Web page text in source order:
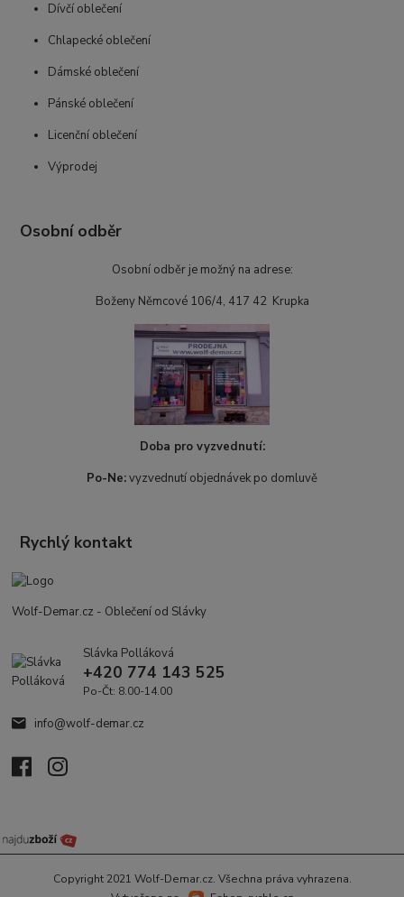
Dívčí oblečení
Chlapecké oblečení
Dámské oblečení
Pánské oblečení
Licenční oblečení
Výprodej
Osobní odběr
Osobní odběr je možný na adrese:
Boženy Němcové 106/4, 417 42 Krupka
Doba pro vyzvednutí:
Po-Ne:vyzvednutí objednávek po domluvě
Rychlý kontakt
Wolf-Demar.cz - Oblečení od Slávky
Slávka Polláková
+420 774 143 525
Po-Čt: 8.00-14.00
info@wolf-demar.cz
Copyright 2021 Wolf-Demar.cz. Všechna práva vyhrazena.